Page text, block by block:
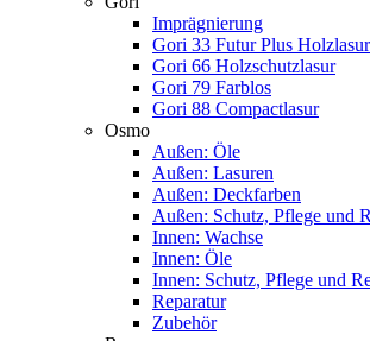
Imprägnierung
Gori 33 Futur Plus Holzlasur
Gori 66 Holzschutzlasur
Gori 79 Farblos
Gori 88 Compactlasur
Osmo
Außen: Öle
Außen: Lasuren
Außen: Deckfarben
Außen: Schutz, Pflege und
Innen: Wachse
Innen: Öle
Innen: Schutz, Pflege und
Reparatur
Zubehör